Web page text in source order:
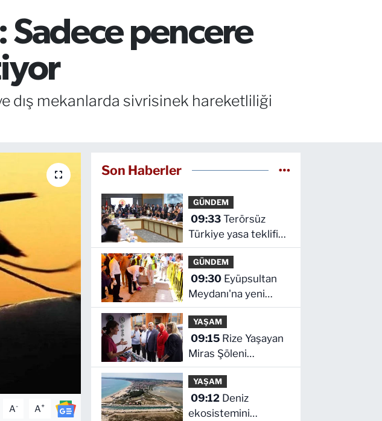
pencere
dış mekanlarda sivrisinek hareketliliği
A- A+
Son Haberler
GÜNDEM
09:33 Terörsüz
Türkiye yasa teklifi
komisyondan geçti
GÜNDEM
09:30
Meydanı'na yeni
düzenleme
YAŞAM
09:15
Miras Şöleni
coşkuyla başladı
YAŞAM
09:12
ekosistemini